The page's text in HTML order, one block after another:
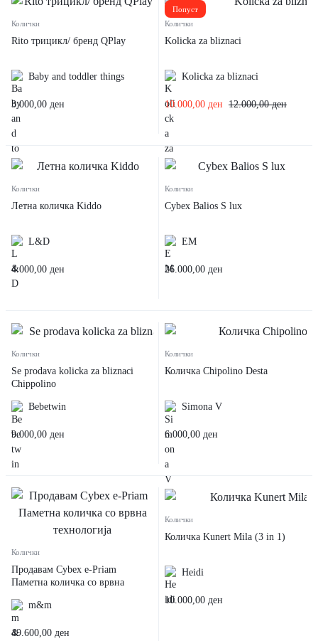
Колички
Rito трицикл/ бренд QPlay
Baby and toddler things
3.000,00 ден
Попуст
Колички
Kolicka za bliznaci
Kolicka za bliznaci
12.000,00ден
10.000,00 ден
Колички
Летна количка Kiddo
L&D
4.000,00 ден
Колички
Cybex Balios S lux
EM
26.000,00 ден
Колички
Se prodava kolicka za bliznaci
Chippolino
Bebetwin
9.000,00 ден
Колички
Количка Chipolino Desta
Simona V
6.000,00 ден
Колички
Продавам Cybex e-Priam
Паметна количка со врвна
m&m
49.600,00 ден
Колички
Количка Kunert Mila (3 in 1)
Heidi
10.000,00 ден